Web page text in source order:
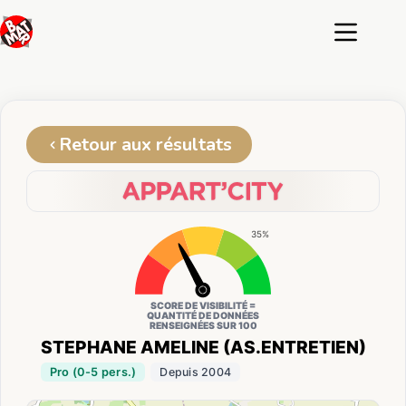
au
contenu
Retour aux résultats
STEPHANE AMELINE (AS.ENTRETIEN)
Pro (0-5 pers.) Depuis 2004
35%
SCORE DE VISIBILITÉ =
QUANTITÉ DE DONNÉES
RENSEIGNÉES SUR 100